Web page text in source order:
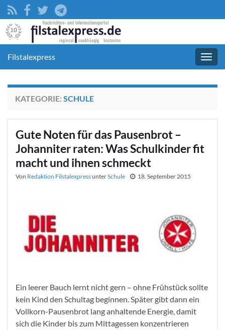
Filstalexpress
KATEGORIE: SCHULE
Gute Noten für das Pausenbrot –
Johanniter raten: Was Schulkinder fit
macht und ihnen schmeckt
Von Redaktion FilstalexpressunterSchule 18. September 2015
Ein leerer Bauch lernt nicht gern – ohne Frühstück sollte
kein Kind den Schultag beginnen. Später gibt dann ein
Vollkorn-Pausenbrot lang anhaltende Energie, damit
sich die Kinder bis zum Mittagessen konzentrieren